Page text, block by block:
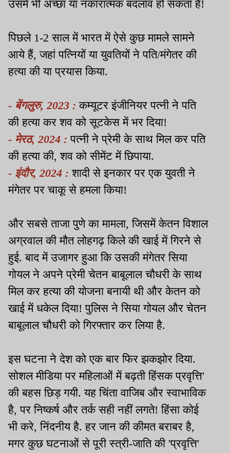
उसमें भी अच्छा या नकारात्मक बदलाव हो सकता है!
पिछले 1-2 साल में भारत में ऐसे कुछ मामले सामने
आये हैं, जहां पत्नियों या युवतियों ने पति/मंगेतर की
हत्या की या प्रयास किया.
- बेंगलुरु, 2023 :कम्यूटर इंजीनियर पत्नी ने पति
की हत्या कर शव को सूटकेस में भर दिया!
- मेरठ, 2024 :पत्नी ने प्रेमी के साथ मिल कर पति
की हत्या की, शव को सीमेंट में छिपाया.
- इंदौर, 2024 : शादी से इनकार पर एक युवती ने
मंगेतर पर चाकू से हमला किया!
और सबसे ताजा पुणे का मामला, जिसमें केतन विशाल
अग्रवाल की मौत लोहगढ़ किले की खाई में गिरने से
हुई. बाद में उजागर हुआ कि उसकी मंगेतर सिया
गोयल ने अपने प्रेमी चेतन बाबूलाल चौधरी के साथ
मिल कर हत्या की योजना बनायी थी और केतन को
खाई में धकेल दिया! पुलिस ने सिया गोयल और चेतन
बाबूलाल चौधरी को गिरफ्तार कर लिया है.
इस घटना ने देश को एक बार फिर झकझोर दिया.
सोशल मीडिया पर महिलाओं में बढ़ती हिंसक प्रवृत्ति'
की बहस छिड़ गयी. यह चिंता वाजिब और स्वाभाविक
है, पर निष्कर्ष और तर्क सही नहीं लगते! हिंसा कोई
भी करे, निंदनीय है. हर जान की कीमत बराबर है,
मगर कुछ घटनाओं से पूरी स्त्री-जाति की 'प्रवृत्ति'